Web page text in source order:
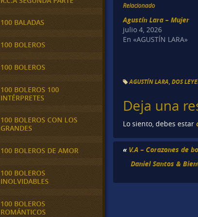
Relacionado
Agustín Lara – Mujer
julio 4, 2026
En «AGUSTÍN LARA»
AGUSTÍN LARA ,DOS
Deja una
Lo siento, debes estar
« V.A – Corazones de
Daniel Santos &
100 BALADAS
100 BOLEROS
100 BOLEROS
100 BOLEROS 100
INTÉRPRETES
100 BOLEROS CON LOS
GRANDES
100 BOLEROS DE AMOR
100 BOLEROS
INOLVIDABLES
100 BOLEROS
ROMÁNTICOS